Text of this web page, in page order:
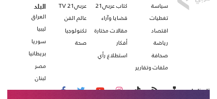
سياسة
تغطيات
اقتصاد
رياضة
صحافة
ملفات وتقارير
كتاب عربي21
قضايا وآراء
مقالات مختارة
أفكار
استطلاع رأي
عربي21 TV
عالم الفن
تكنولوجيا
صحة
البلد
العراق
ليبيا
سوريا
بريطانيا
مصر
لبنان
تابعنا على